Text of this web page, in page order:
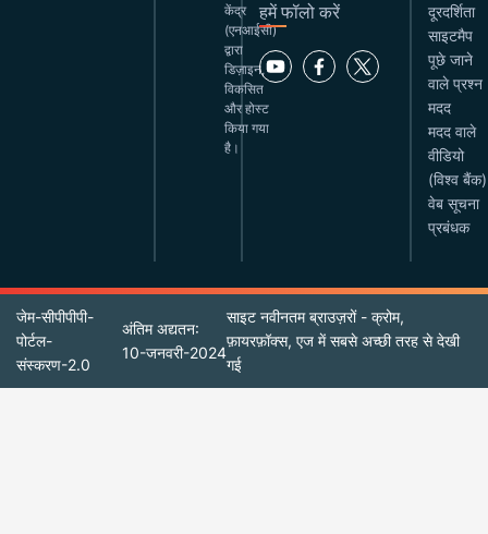
केंद्र
(एनआईसी)
द्वारा
डिज़ाइन,
विकसित
और होस्ट
किया गया
है।
हमें फॉलो करें
दूरदर्शिता
साइटमैप
पूछे जाने
वाले प्रश्न
मदद
मदद वाले
वीडियो
(विश्व बैंक)
वेब सूचना
प्रबंधक
जेम-सीपीपीपी-
पोर्टल-
संस्करण-2.0
अंतिम अद्यतन:
10-जनवरी-2024
साइट नवीनतम ब्राउज़रों - क्रोम,
फ़ायरफ़ॉक्स, एज में सबसे अच्छी तरह से देखी
गई